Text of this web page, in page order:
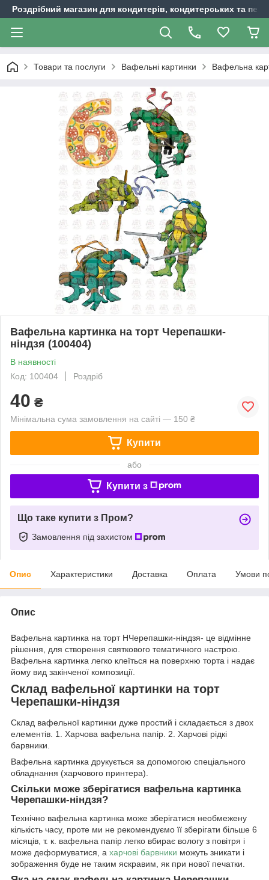
Роздрібний магазин для кондитерів, кондитерських та
Товари та послуги Вафельні картинки Вафельна
Вафельна картинка на торт Черепашки-
ніндзя (100404)
В наявності
Код: 100404
Роздріб
40 ₴
Мінімальна сума замовлення на сайті — 150 ₴
Купити
або
Купити з
Що таке купити з Пром?
Замовлення під захистом
Опис Характеристики Доставка Оплата Умови
Опис
Вафельна картинка на торт НЧерепашки-ніндзя- це відмінне
рішення, для створення святкового тематичного настрою.
Вафельна картинка легко клеїться на поверхню торта і надає
йому вид закінченої композиції.
Склад вафельної картинки на торт
Черепашки-ніндзя
Склад вафельної картинки дуже простий і складається з двох
елементів. 1. Харчова вафельна папір. 2. Харчові рідкі
барвники.
Вафельна картинка друкується за допомогою спеціального
обладнання (харчового принтера).
Скільки може зберігатися вафельна картинка
Черепашки-ніндзя?
Технічно вафельна картинка може зберігатися необмежену
кількість часу, проте ми не рекомендуємо її зберігати більше 6
місяців, т. к. вафельна папір легко вбирає вологу з повітря і
може деформуватися, а харчові барвники можуть зникати і
зображення буде не таким яскравим, як при нової печатки.